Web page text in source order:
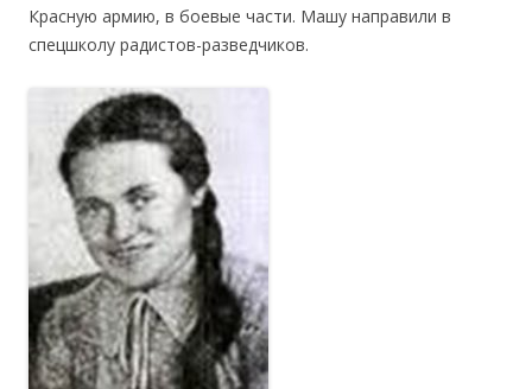
Красную армию, в боевые части. Машу направили в
спецшколу радистов-разведчиков.